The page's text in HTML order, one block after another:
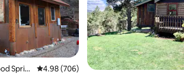
evaluaciones
Sprin
Calificación promedio: 4.98 de 5; 706
4.98 (706)